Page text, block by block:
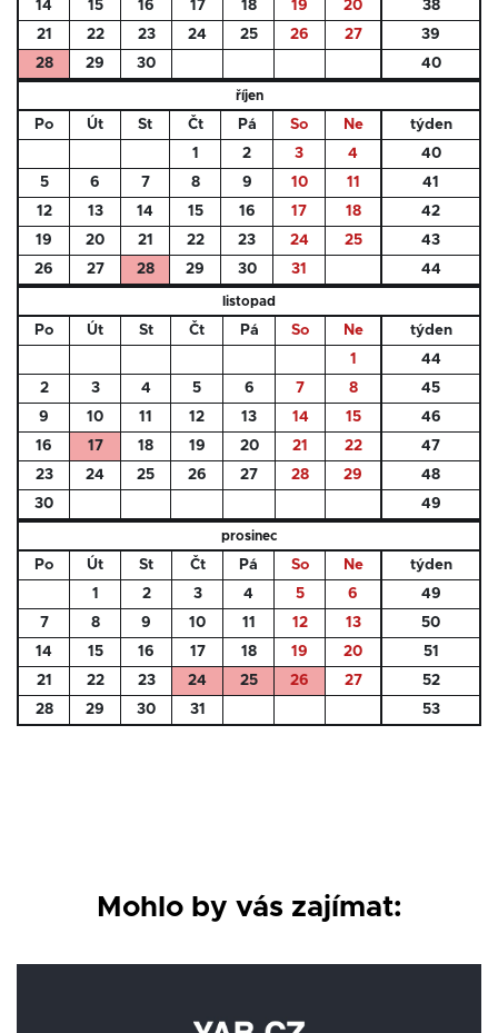
14
15 16 17 18 19 20
38
21
22 23 24 25 26 27
39
28
29 30 40
říjen
Po Út St Čt Pá So Ne
týden
1
2 3 4
40
5
6 7 8 9 10 11
41
12
13 14 15 16 17 18
42
19
20 21 22 23 24 25
43
26
27 28 29 30 31 44
listopad
Po Út St Čt Pá So Ne
týden
1
44
2
3 4 5 6 7 8
45
9
10 11 12 13 14 15
46
16
17 18 19 20 21 22
47
23
24 25 26 27 28 29
48
30
49
prosinec
Po Út St Čt Pá So Ne
týden
1
2 3 4 5 6
49
7
8 9 10 11 12 13
50
14
15 16 17 18 19 20
51
21
22 23 24 25 26 27
52
28
29 30 31 53
Mohlo by vás zajímat: